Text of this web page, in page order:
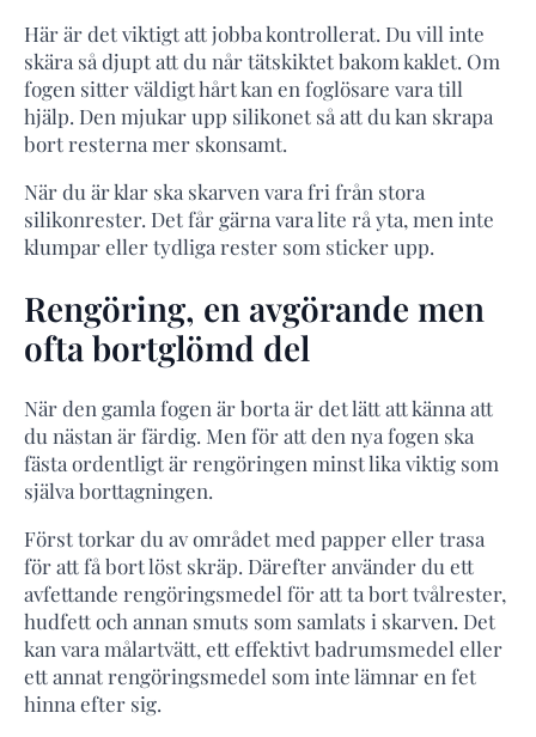
Här är det viktigt att jobba kontrollerat. Du vill inte
skära så djupt att du når tätskiktet bakom kaklet. Om
fogen sitter väldigt hårt kan en foglösare vara till
hjälp. Den mjukar upp silikonet så att du kan skrapa
bort resterna mer skonsamt.
När du är klar ska skarven vara fri från stora
silikonrester. Det får gärna vara lite rå yta, men inte
klumpar eller tydliga rester som sticker upp.
Rengöring, en avgörande men
ofta bortglömd del
När den gamla fogen är borta är det lätt att känna att
du nästan är färdig. Men för att den nya fogen ska
fästa ordentligt är rengöringen minst lika viktig som
själva borttagningen.
Först torkar du av området med papper eller trasa
för att få bort löst skräp. Därefter använder du ett
avfettande rengöringsmedel för att ta bort tvålrester,
hudfett och annan smuts som samlats i skarven. Det
kan vara målartvätt, ett effektivt badrumsmedel eller
ett annat rengöringsmedel som inte lämnar en fet
hinna efter sig.